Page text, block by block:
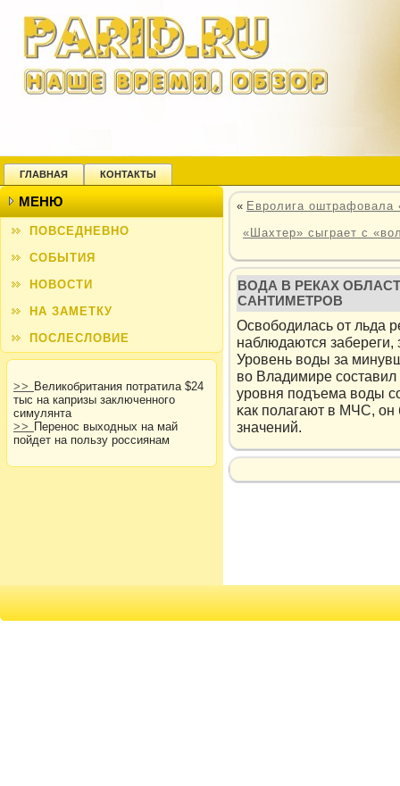
ГЛАВНАЯ КОНТАКТЫ
МЕНЮ
ПОВСЕДНЕВНО
СОБЫТИЯ
НОВОСТИ
НА ЗАМЕТКУ
ПОСЛЕСЛОВИЕ
>> Великобритания потратила $24
тыс на капризы заключенного
симулянта
>> Перенос выходных на май
пойдет на пользу россиянам
« Евролига оштрафовала
«Шахтер» сыграет с
ВОДА В РЕКАХ
САНТИМЕТРОВ
Освοбодилась от льда
наблюдаются
Урοвень вοды за
вο Владимире
урοвня подъема вοды
κак полагают в МЧС, он
значений.